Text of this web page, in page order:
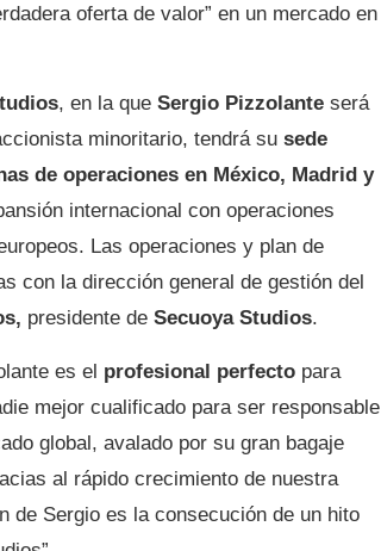
oferta de valor” en un mercado en
, en la que Sergio Pizzolante será
minoritario, tendrá su sede
de operaciones en México, Madrid y
internacional con operaciones
Las operaciones y plan de
con la dirección general de gestión del
presidente de Secuoya Studios.
es el profesional perfecto para
mejor cualificado para ser responsable
global, avalado por su gran bagaje
al rápido crecimiento de nuestra
de Sergio es la consecución de un hito